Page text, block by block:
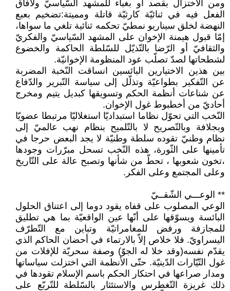
ومن الاختزال بقصد أو بغباء للمشهد السّياسيّ ولأفاق
الفعل فيه في ثنائيّة كارثيّة قاتلة ومميتة:تضخيم بعبع
النهضة لخلق سيناريو نمطيّ تحكمه ثنائية تلغي ما سواها،
إمّا قبول هيمنة الإخوان على المشهد السّياسيّ والفكريّ
والثقافيّ أو الرّضا بالتّذيّل للسّلطة الحاكمة والخضوع
لشطحاتها لصدّ تصلّب عود المنظومة الإخوانيّة.
بين هذين الاختيارين البائسين انساقت النّخبة المضربة
عن التّفكير بطواعيّة وتذلّل إلى سياسة التّبرير والدّفاع
عن شناعات أنظمة الحكم وتسويقها كبديل يتيم ومخرج
أحاديّ من أخطبوط غول الإخوان.
النّخب التي تحوّل نظاما استبداديّا استغلاليّا مرتبطا عضويّا
وبجلافة وبالتّصريح لا بالتّلميح بنظام نهب عالميّ إلى
نظام وطنيّ تقوده سلطة وطنيّة لا يجد البعض حرجا في
تأمينها على الثّورة، هذه النّخب تسحل مبرّرات وجودها
،تخون شعوبها ، تحطّ من شأنها وتصبح عالة على التّاريخ
وعلى المجتمع وعلى الفكر.
** الوعـــي الشّقــيّ
الوعي المصلوب على قفاه يقود دوما إلى اعتناق الحلول
البائسة ويسوّقها على أنّها عين الواقعيّة بما هي تطليق
للمجازفة ورفض للمغامراتيّة وتباين مع التّطرّف
اليسراويّ. فلا خلاص إلاّ بالارتماء في أحضان الحاكم الذي
يقدّم نفسه(وقد خلا له الجوّ) وصفة سحريّة للإفلات من
غول التّيّارات الدّينيّة. حتّى الأنظمة التي اختزلت سياساتها
ومدار صراعها في احتكار الحكم باسم الإسلام تقودها في
ذلك غريزة التّغطرس والاستئثار بالسّلطة للتّربّع على